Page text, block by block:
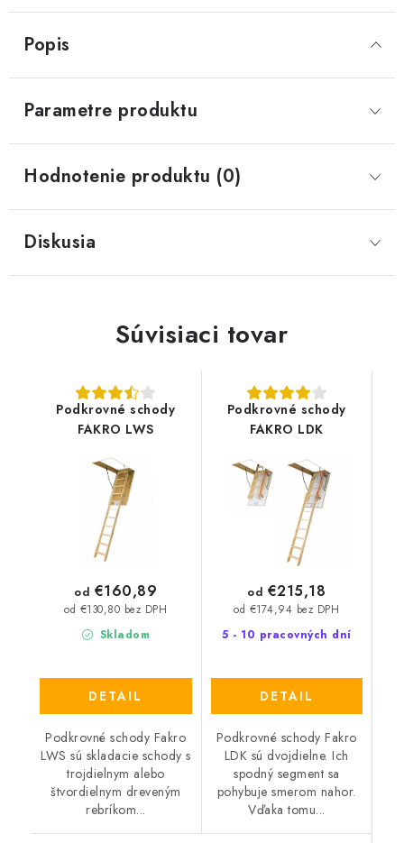
Popis
Parametre produktu
Hodnotenie produktu (0)
Diskusia
Súvisiaci tovar
Podkrovné schody
FAKRO LWS
Skladom
od €130,80 bez DPH
od €160,89
DETAIL
Podkrovné schody Fakro
LWS sú skladacie schody s
trojdielnym alebo
štvordielnym dreveným
rebríkom...
Podkrovné schody
FAKRO LDK
5 - 10 pracovných dní
od €174,94 bez DPH
od €215,18
DETAIL
Podkrovné schody Fakro
LDK sú dvojdielne. Ich
spodný segment sa
pohybuje smerom nahor.
Vďaka tomu...